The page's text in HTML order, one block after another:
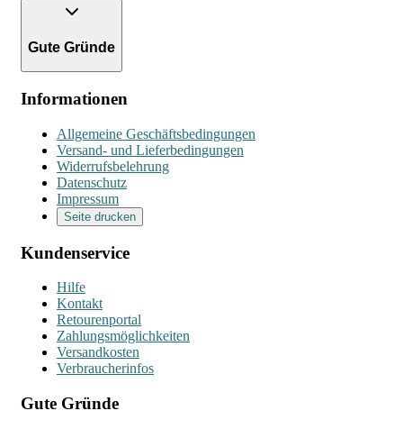
Gute Gründe
Informationen
Allgemeine Geschäftsbedingungen
Versand- und Lieferbedingungen
Widerrufsbelehrung
Datenschutz
Impressum
Seite drucken
Kundenservice
Hilfe
Kontakt
Retourenportal
Zahlungsmöglichkeiten
Versandkosten
Verbraucherinfos
Gute Gründe